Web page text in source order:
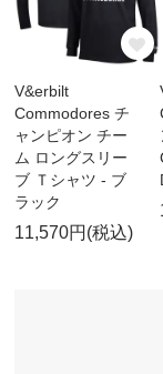
V&erbilt
Commodores チ
ャンピオン チー
ム ロングスリー
ブ Ｔシャツ - ブ
ラック
11,570円(税込)